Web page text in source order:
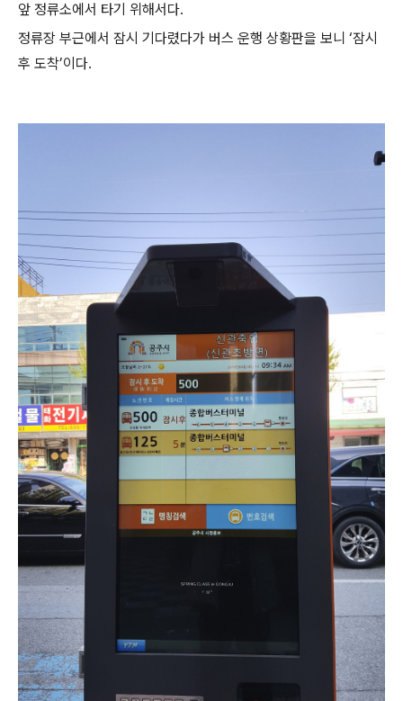
앞 정류소에서 타기 위해서다.
정류장 부근에서 잠시 기다렸다가 버스 운행 상황판을 보니 ‘잠시
후 도착’이다.